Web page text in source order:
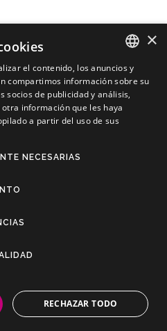
Monovolumen
LANCIA Phedra Monovolumen
Reservados Dilusur, S.L.
/Política de Cookies
SPANISH
PORTUGUESE
×
el contenido, los anuncios y
compartimos información sobre su
socios de publicidad y análisis,
información que les haya
a partir del uso de sus
NECESARIAS
RECHAZAR TODO